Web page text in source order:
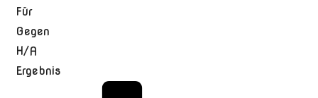
Für
Gegen
H/A
Ergebnis